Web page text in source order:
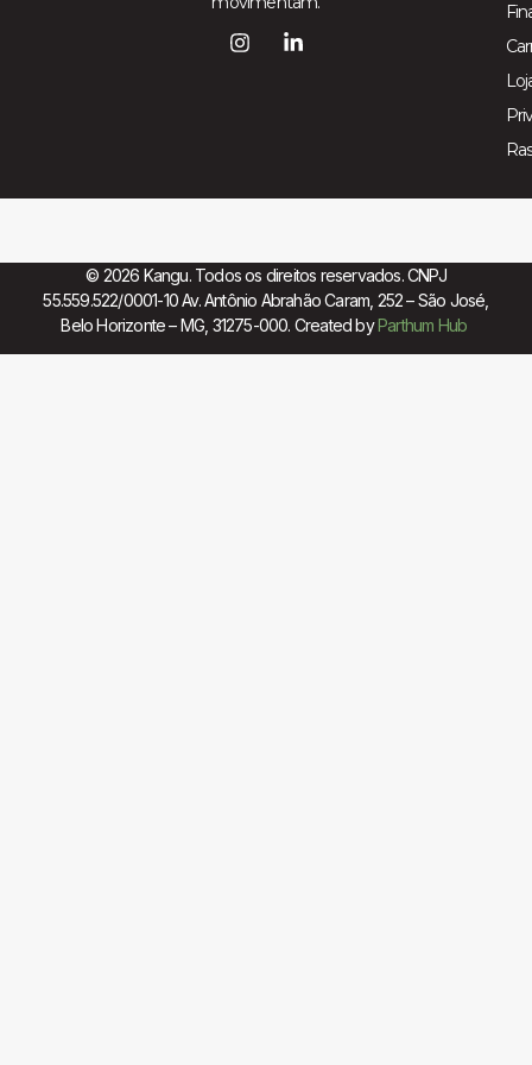
© 2026 Kangu. Todos os direitos reservados. CNPJ
55.559.522/0001-10 Av. Antônio Abrahão Caram, 252 – São José,
Belo Horizonte – MG, 31275-000. Created byParthum Hub